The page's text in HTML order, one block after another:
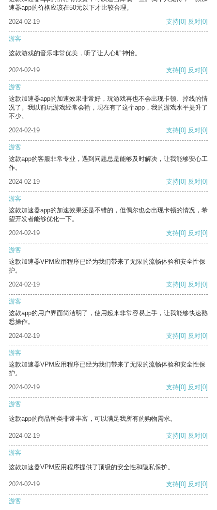
速器app的价格应该在50元以下才比较合理。
2024-02-19
支持[0] 反对[0]
游客
这款游戏的音乐非常优美，听了让人心旷神怡。
2024-02-19 支持[0] 反对[0]
游客
这款加速器app的加速效果非常好，玩游戏再也不会出现卡顿、掉线的情
况了。我以前玩游戏经常会输，现在有了这个app，我的游戏水平提升了
不少。
2024-02-19
支持[0] 反对[0]
游客
这款app的客服非常专业，遇到问题总是能够及时解决，让我能够安心工
作。
2024-02-19
支持[0] 反对[0]
游客
这款加速器app的加速效果还是不错的，但偶尔也会出现卡顿的情况，希
望开发者能够优化一下。
2024-02-19
支持[0] 反对[0]
游客
这款加速器VPM应用程序已经为我们带来了无限的流畅体验和安全性保
护。
2024-02-19
支持[0] 反对[0]
游客
这款app的用户界面简洁明了，使用起来非常容易上手，让我能够快速熟
悉操作。
2024-02-19
支持[0] 反对[0]
游客
这款加速器VPM应用程序已经为我们带来了无限的流畅体验和安全性保
护。
2024-02-19
支持[0] 反对[0]
游客
这款app的商品种类非常丰富，可以满足我所有的购物需求。
2024-02-19 支持[0] 反对[0]
游客
这款加速器VPM应用程序提供了顶级的安全性和隐私保护。
2024-02-19 支持[0] 反对[0]
游客